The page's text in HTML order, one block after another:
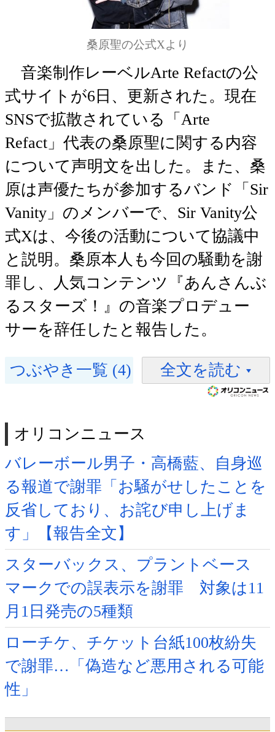
桑原聖の公式Xより
音楽制作レーベルArte Refactの公
式サイトが6日、更新された。現在
SNSで拡散されている「Arte
Refact」代表の桑原聖に関する内容
について声明文を出した。また、桑
原は声優たちが参加するバンド「Sir
Vanity」のメンバーで、Sir Vanity公
式Xは、今後の活動について協議中
と説明。桑原本人も今回の騒動を謝
罪し、人気コンテンツ『あんさんぶ
るスターズ！』の音楽プロデュー
サーを辞任したと報告した。
つぶやき一覧 (4) 全文を読む
オリコンニュース
バレーボール男子・高橋藍、自身巡
る報道で謝罪「お騒がせしたことを
反省しており、お詫び申し上げま
す」【報告全文】
スターバックス、プラントベース
マークでの誤表示を謝罪 対象は11
月1日発売の5種類
ローチケ、チケット台紙100枚紛失
で謝罪…「偽造など悪用される可能
性」